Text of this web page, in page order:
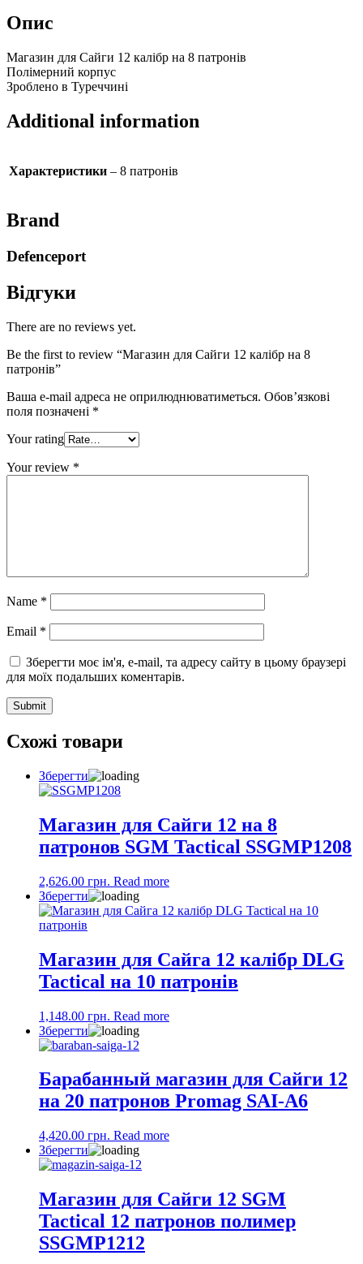
Опис
Магазин для Сайги 12 калібр на 8 патронів
Полімерний корпус
Зроблено в Туреччині
Additional information
Характеристики – 8 патронів
Brand
Defenceport
Відгуки
There are no reviews yet.
Be the first to review “Магазин для Сайги 12 калібр на 8
патронів”
Ваша e-mail адреса не оприлюднюватиметься. Обов’язкові
поля позначені *
Your rating
Your review *
Name *
Email *
Зберегти моє ім'я, e-mail, та адресу сайту в цьому браузері
для моїх подальших коментарів.
Схожі товари
Зберегти
Магазин для Сайги 12 на 8
патронов SGM Tactical SSGMP1208
2,626.00 грн. Read more
Зберегти
Магазин для Сайга 12 калібр DLG
Tactical на 10 патронів
1,148.00 грн. Read more
Зберегти
Барабанный магазин для Сайги 12
на 20 патронов Promag SAI-A6
4,420.00 грн. Read more
Зберегти
Магазин для Сайги 12 SGM
Tactical 12 патронов полимер
SSGMP1212